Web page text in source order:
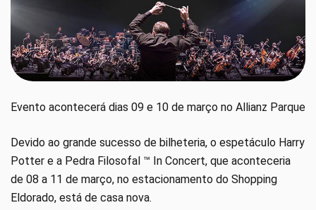
Evento acontecerá dias 09 e 10 de março no Allianz Parque
Devido ao grande sucesso de bilheteria, o espetáculo Harry
Potter e a Pedra Filosofal ™ In Concert, que aconteceria
de 08 a 11 de março, no estacionamento do Shopping
Eldorado, está de casa nova.